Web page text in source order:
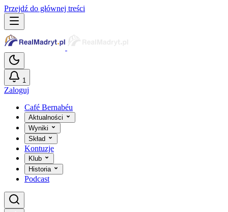
Przejdź do głównej treści
1
Zaloguj
Café Bernabéu
Aktualności
Wyniki
Skład
Kontuzje
Klub
Historia
Podcast